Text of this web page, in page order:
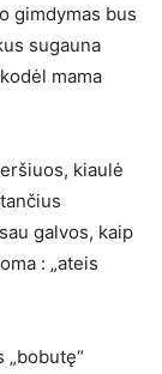
gimdymas bus
sugauna
mama
kiaulė
galvos, kaip
: „ateis
„bobutę“